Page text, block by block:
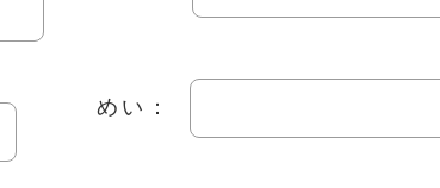
めい：